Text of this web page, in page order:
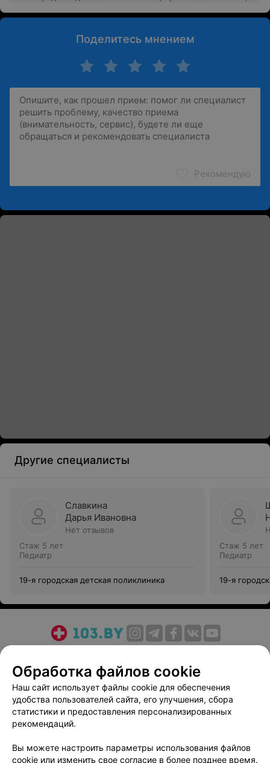
Поделитесь мнением
Рекомендую
Другие специалисты
Славкина
Дарья Ивановна
Нет отзывов
Стаж 5 лет
Педиатр
19-я городская детская поликлиника
Стаж 5 лет
Педиатр
19-я
Медицинский маркетинг
Публичный договор
Пользовательское соглашение
Способы оплаты
Вакансии
Партнеры
Написать руководителю 103.by
Персональные настройки cookie
Обработка файлов cookie
Наш сайт использует файлы cookie для обеспечения
удобства пользователей сайта, его улучшения, сбора
статистики и предоставления персонализированных
рекомендаций.
Вы можете настроить параметры использования файлов
cookie или изменить свое согласие в более позднее время.